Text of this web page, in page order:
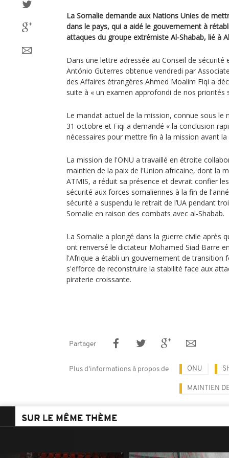
La Somalie demande aux Nations Unies de
dans le pays, qui a aidé le gouvernement à
attaques du groupe extrémiste Al-Shabab, lié à
Dans une lettre adressée au Conseil de sécurité
António Guterres obtenue vendredi par
des Affaires étrangères Ahmed Moalim Fiqi a
suite à « un examen approfondi de nos priorités
Le mandat actuel de la mission, connue sous le
31 octobre et Fiqi a demandé « la conclusion
nécessaires pour mettre fin à la mission avant la
La mission de l'ONU a travaillé en étroite
maintien de la paix de l'Union africaine, dont la
ATMIS, a réduit sa présence et devrait confier
sécurité aux forces somaliennes à la fin de
sécurité a suspendu le retrait de l’UA pendant
Somalie en raison des combats avec al-Shabab.
La Somalie a plongé dans la guerre civile après
ont renversé le dictateur Mohamed Siad Barre
l'Afrique a établi un gouvernement de transition
s'efforce de reconstruire la stabilité face aux
piraterie croissante.
Partager
Plus d'informations à propos de ONU
MAINTIEN
SUR LE MÊME THÈME